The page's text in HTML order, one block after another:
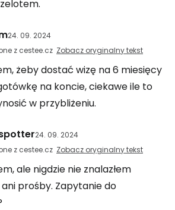
24. 09. 2024
z cestee.cz Zobacz oryginalny tekst
żeby dostać wizę na 6 miesięcy
na koncie, ciekawe ile to
w przybliżeniu.
24. 09. 2024
z cestee.cz Zobacz oryginalny tekst
ale nigdzie nie znalazłem
prośby. Zapytanie do